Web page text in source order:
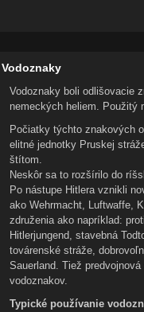
Vodoznaky
Vodoznaky boli odlišovacie
nemeckých heliem. Použitý
Počiatky týchto znakových
elitné jednotky Pruskej
štítom.
Neskôr sa to rozšírilo do
Po nástupe Hitlera vznikli
ako Wehrmacht, Luftwaffe,
združenia ako napríklad:
Hitlerjungend, stavebná
továrenské stráže,
Sauerland. Tiež
vodoznakov.
Typické používanie